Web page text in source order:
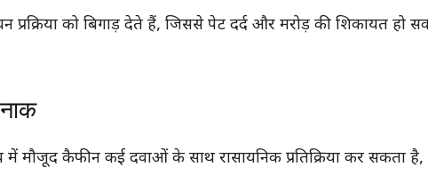
को बिगाड़ देते हैं, जिससे पेट दर्द और मरोड़ की शिकायत हो
मौजूद कैफीन कई दवाओं के साथ रासायनिक प्रतिक्रिया कर सकता है,